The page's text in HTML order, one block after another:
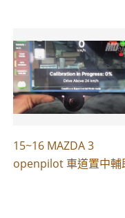
15~16 MAZDA 3
openpilot 車道置中輔